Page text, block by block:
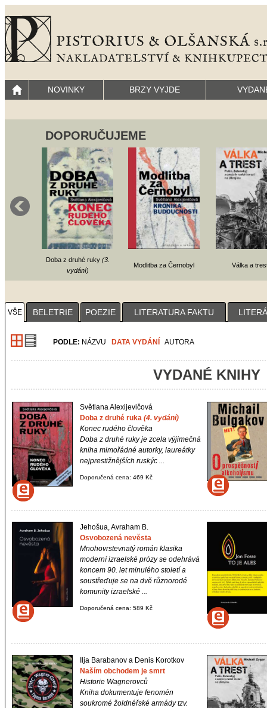
NOVINKY BRZY VYJDE
DOPORUČUJEME
Doba z druhé ruky (3.
vydání)
Modlitba za Černobyl Válka a
1 2 3
4
VŠE
BELETRIE POEZIE LITERATURA FAKTU
PODLE: NÁZVU DATA VYDÁNÍ AUTORA
VYDANÉ KNIHY
Světlana Alexijevičová
Doba z druhé ruka (4. vydání)
Konec rudého člověka
Doba z druhé rukyje zcela výjimečná
kniha mimořádné autorky, laureátky
nejprestižnějších ruskýc ...
Doporučená cena: 469 Kč
Jehošua, Avraham B.
Osvobozená nevěsta
Mnohovrstevnatý román klasika
moderní izraelské prózy se odehrává
koncem 90. let minulého století a
soustřeďuje se na dvě různorodé
komunity izraelské ...
Doporučená cena: 589 Kč
Ilja Barabanov a Denis Korotkov
Naším obchodem je smrt
Historie Wagnerovců
Kniha dokumentuje fenomén
soukromé žoldnéřské armády tzv.